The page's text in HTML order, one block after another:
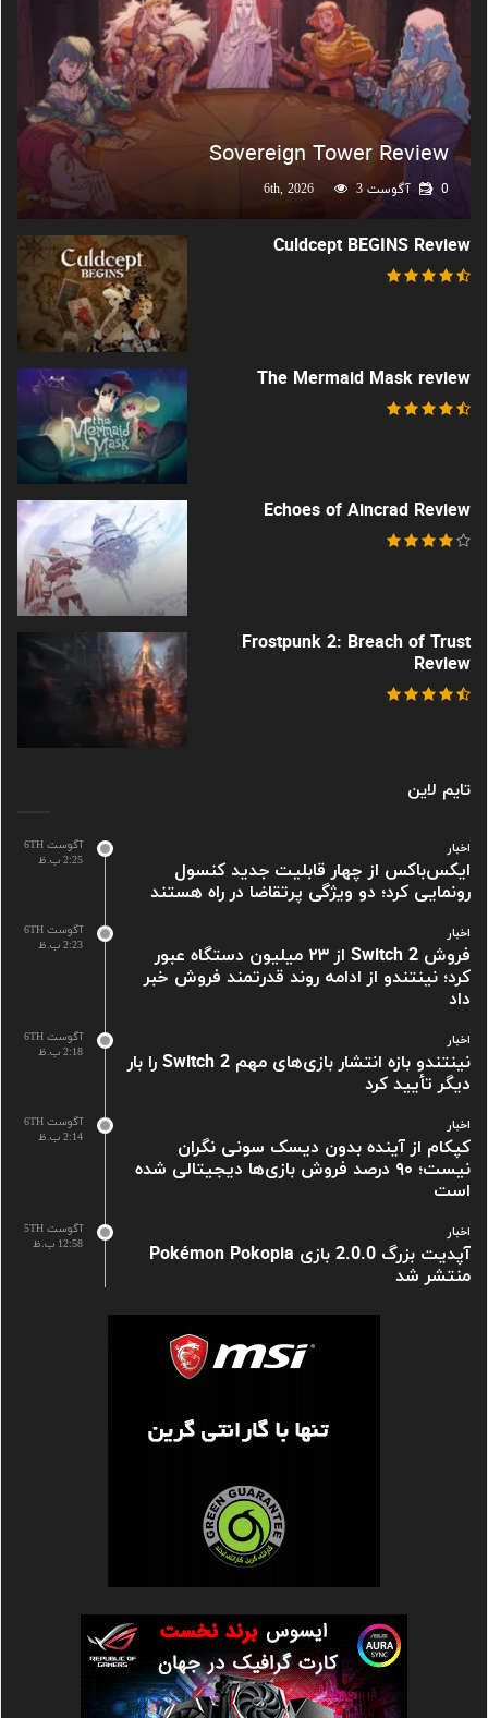
Sovereign Tower Review
آگوست 6th, 2026 3 0
Culdcept BEGINS Review
The Mermaid Mask review
Echoes of Aincrad Review
Frostpunk 2: Breach of Trust
Review
تایم لاین
آگوست 6TH
2:25 ب.ظ
اخبار
ایکس‌باکس از چهار قابلیت جدید کنسول
رونمایی کرد؛ دو ویژگی پرتقاضا در راه هستند
آگوست 6TH
2:23 ب.ظ
اخبار
فروش Switch 2 از ۲۳ میلیون دستگاه عبور
کرد؛ نینتندو از ادامه روند قدرتمند فروش خبر
داد
آگوست 6TH
2:18 ب.ظ
اخبار
نینتندو بازه انتشار بازی‌های مهم Switch 2 را بار
دیگر تأیید کرد
آگوست 6TH
2:14 ب.ظ
اخبار
کپکام از آینده بدون دیسک سونی نگران
نیست؛ ۹۰ درصد فروش بازی‌ها دیجیتالی شده
است
آگوست 5TH
12:58 ب.ظ
اخبار
آپدیت بزرگ 2.0.0 بازی Pokémon Pokopia
منتشر شد